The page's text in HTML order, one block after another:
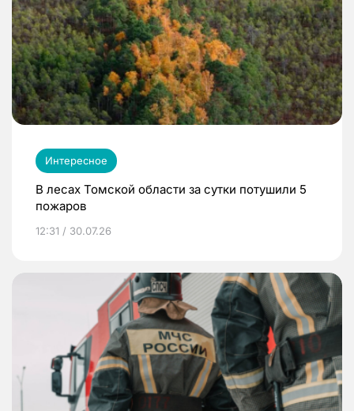
Интересное
В лесах Томской области за сутки потушили 5
пожаров
12:31 / 30.07.26